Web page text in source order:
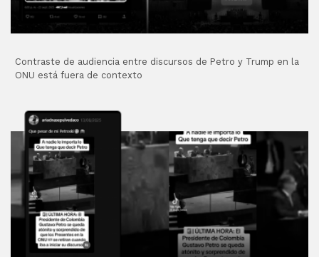
Contraste de audiencia entre discursos de Petro y Trump en la
ONU está fuera de contexto